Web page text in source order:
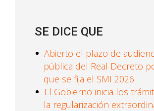
SE DICE QUE
Abierto el plazo de
pública del Real Decreto
que se fija el SMI 2026
El Gobierno inicia los
la regularización